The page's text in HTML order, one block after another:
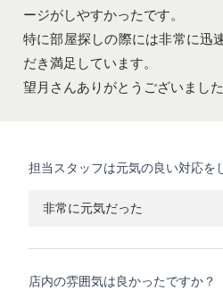
ージがしやすかったです。
特に部屋探しの際には非常に迅
だき満足しています。
望月さんありがとうございました
担当スタッフは元気の良い対応を
非常に元気だった
店内の雰囲気は良かったですか？